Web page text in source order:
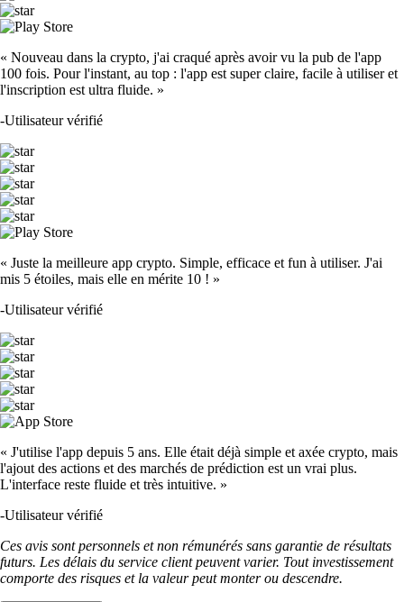
« Nouveau dans la crypto, j'ai craqué après avoir vu la pub de l'app
100 fois. Pour l'instant, au top : l'app est super claire, facile à utiliser et
l'inscription est ultra fluide. »
-Utilisateur vérifié
« Juste la meilleure app crypto. Simple, efficace et fun à utiliser. J'ai
mis 5 étoiles, mais elle en mérite 10 ! »
-Utilisateur vérifié
« J'utilise l'app depuis 5 ans. Elle était déjà simple et axée crypto, mais
l'ajout des actions et des marchés de prédiction est un vrai plus.
L'interface reste fluide et très intuitive. »
-Utilisateur vérifié
Ces avis sont personnels et non rémunérés sans garantie de résultats
futurs. Les délais du service client peuvent varier. Tout investissement
comporte des risques et la valeur peut monter ou descendre.